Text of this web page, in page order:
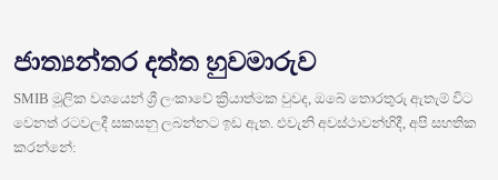
ජාත්‍යන්තර දත්ත හුවමාරුව
SMIB මූලික වශයෙන් ශ්‍රී ලංකාවේ ක්‍රියාත්මක වුවද, ඔබේ තොරතුරු ඇතැම් විට
වෙනත් රටවලදී සකසනු ලබන්නට ඉඩ ඇත. එවැනි අවස්ථාවන්හිදී, අපි සහතික
කරන්නේ: